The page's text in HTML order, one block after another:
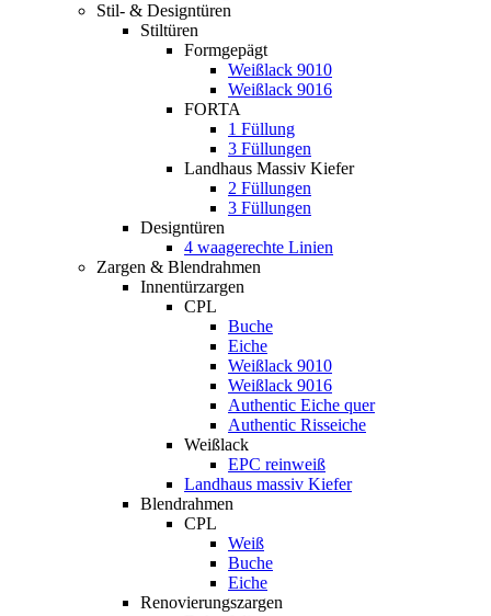
Stil- & Designtüren
Stiltüren
Formgepägt
Weißlack 9010
Weißlack 9016
FORTA
1 Füllung
3 Füllungen
Landhaus Massiv Kiefer
2 Füllungen
3 Füllungen
Designtüren
4 waagerechte Linien
Zargen & Blendrahmen
Innentürzargen
CPL
Buche
Eiche
Weißlack 9010
Weißlack 9016
Authentic Eiche quer
Authentic Risseiche
Weißlack
EPC reinweiß
Landhaus massiv Kiefer
Blendrahmen
CPL
Weiß
Buche
Eiche
Renovierungszargen